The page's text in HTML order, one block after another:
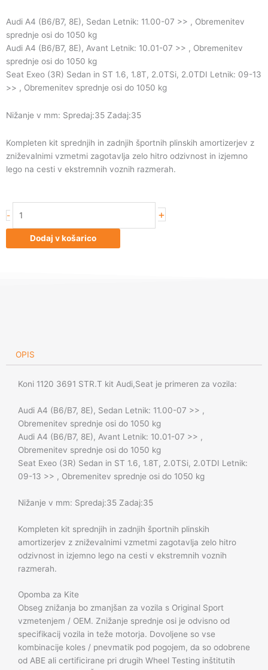
Audi A4 (B6/B7, 8E), Sedan Letnik: 11.00-07 >> , Obremenitev
sprednje osi do 1050 kg
Audi A4 (B6/B7, 8E), Avant Letnik: 10.01-07 >> , Obremenitev
sprednje osi do 1050 kg
Seat Exeo (3R) Sedan in ST 1.6, 1.8T, 2.0TSi, 2.0TDI Letnik: 09-13
>> , Obremenitev sprednje osi do 1050 kg
Nižanje v mm: Spredaj:35 Zadaj:35
Kompleten kit sprednjih in zadnjih športnih plinskih amortizerjev z
zniževalnimi vzmetmi zagotavlja zelo hitro odzivnost in izjemno
lego na cesti v ekstremnih voznih razmerah.
-
1120
3691
STR.T
+
Dodaj v košarico
OPIS
Koni 1120 3691 STR.T kit Audi,Seat je primeren za vozila:
Audi A4 (B6/B7, 8E), Sedan Letnik: 11.00-07 >> ,
Obremenitev sprednje osi do 1050 kg
Audi A4 (B6/B7, 8E), Avant Letnik: 10.01-07 >> ,
Obremenitev sprednje osi do 1050 kg
Seat Exeo (3R) Sedan in ST 1.6, 1.8T, 2.0TSi, 2.0TDI Letnik:
09-13 >> , Obremenitev sprednje osi do 1050 kg
Nižanje v mm: Spredaj:35 Zadaj:35
Kompleten kit sprednjih in zadnjih športnih plinskih
amortizerjev z zniževalnimi vzmetmi zagotavlja zelo hitro
odzivnost in izjemno lego na cesti v ekstremnih voznih
razmerah.
Opomba za Kite
Obseg znižanja bo zmanjšan za vozila s Original Sport
vzmetenjem / OEM. Znižanje sprednje osi je odvisno od
specifikacij vozila in teže motorja. Dovoljene so vse
kombinacije koles / pnevmatik pod pogojem, da so odobrene
od ABE ali certificirane pri drugih Wheel Testing inštitutih